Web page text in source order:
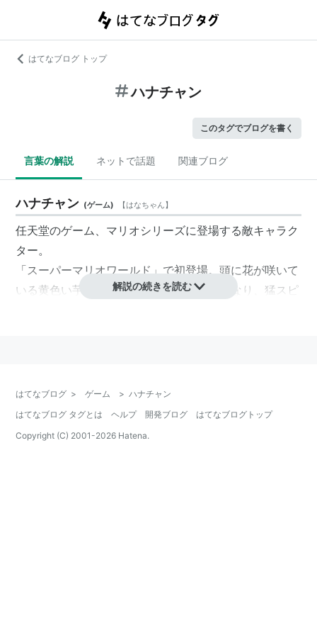
はてなブログ トップ
ハナチャン
このタグでブログを書く
言葉の解説 ネットで話題 関連ブログ
ハナチャン (ゲーム) 【はなちゃん】
任天堂のゲーム、 マリオシリーズに登場する敵キャラク
ター。
「スーパーマリオワールド」で初登場。頭に花が咲いて
いる黄色い芋虫。一度踏むと怒りの表情になり、猛スピ
「New スーパーマリオブラザーズ」では巨大ハナチャ
ンの背中に乗って進むというステージもある。
「スーパーマリオ64」「スーパープリンセスピーチ」
解説の続きを読む
はてなブログ > ゲーム > ハナチャン
はてなブログ タグとは
ヘルプ 開発ブログ
はてなブログトップ
Copyright (C) 2001-2026 Hatena.